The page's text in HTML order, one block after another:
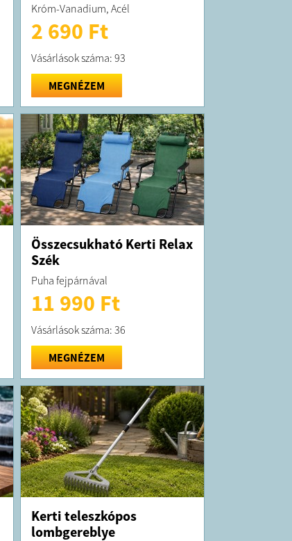
Króm-Vanadium, Acél
2 690 Ft
Vásárlások száma: 93
MEGNÉZEM
Összecsukható Kerti Relax
Szék
Puha fejpárnával
11 990 Ft
Vásárlások száma: 36
MEGNÉZEM
Kerti teleszkópos
lombgereblye